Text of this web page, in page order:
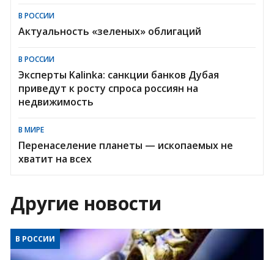
В РОССИИ
Актуальность «зеленых» облигаций
В РОССИИ
Эксперты Kalinka: санкции банков Дубая
приведут к росту спроса россиян на
недвижимость
В МИРЕ
Перенаселение планеты — ископаемых не
хватит на всех
Другие новости
В РОССИИ